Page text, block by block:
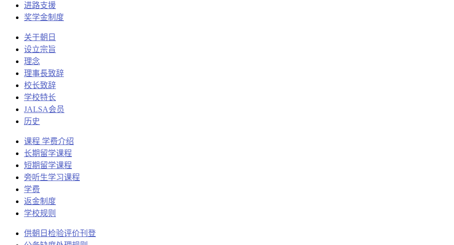
进路支援
奖学金制度
关于朝日
设立宗旨
理念
理事長致辞
校长致辞
学校特长
JALSA会员
历史
课程 学费介绍
长期留学课程
短期留学课程
旁听生学习课程
学费
返金制度
学校规则
供朝日检验评价刊登